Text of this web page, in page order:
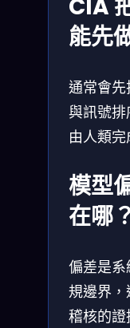
CIA
能先
通常會
與訊號
由人類完
模型
在哪？
偏差是
規邊界
稽核的證